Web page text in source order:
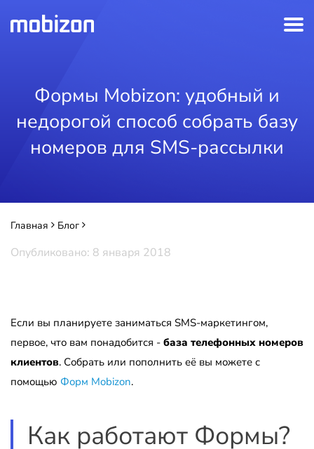
Главная
Блог
номеров для SMS-рассылки
Формы Mobizon: удобный и
недорогой способ собрать базу
номеров для SMS-рассылки
Опубликовано: 8 января 2018
Если вы планируете заниматься SMS-маркетингом,
первое, что вам понадобится - база телефонных номеров
клиентов. Собрать или пополнить её вы можете с
помощью Форм Mobizon.
Как работают Формы?